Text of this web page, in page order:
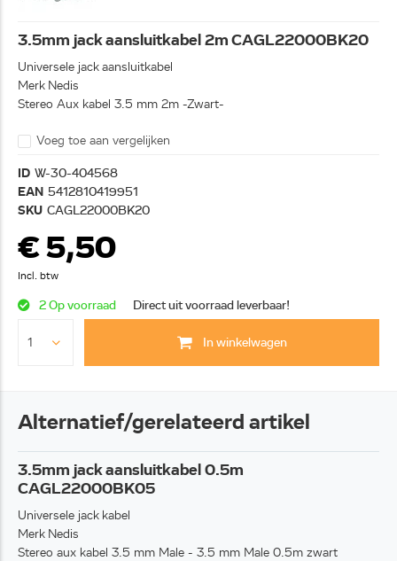
3.5mm jack aansluitkabel 2m CAGL22000BK20
Universele jack aansluitkabel
Merk Nedis
Stereo Aux kabel 3.5 mm 2m -Zwart-
Voeg toe aan vergelijken
ID W-30-404568
EAN 5412810419951
SKU CAGL22000BK20
€ 5,50
Incl. btw
2 Op voorraad Direct uit voorraad leverbaar!
In winkelwagen
Alternatief/gerelateerd artikel
3.5mm jack aansluitkabel 0.5m
CAGL22000BK05
Universele jack kabel
Merk Nedis
Stereo aux kabel 3.5 mm Male - 3.5 mm Male 0.5m zwart